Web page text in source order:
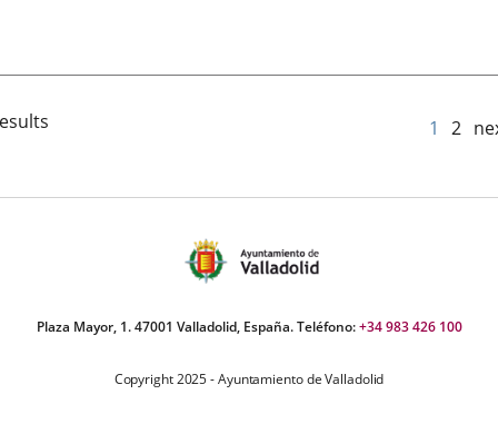
1 2
Plaza Mayor, 1. 47001 Valladolid, España. Teléfono:+34 983 426 100
Copyright 2025 - Ayuntamiento de Valladolid